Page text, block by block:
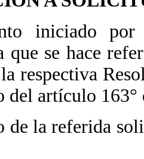
iniciado
que se hace
respectiva
del artículo
la referida